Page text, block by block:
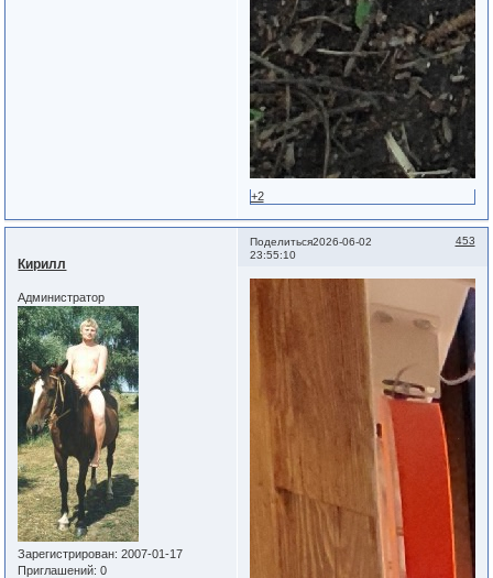
+2
Поделиться 453
2026-06-02
23:55:10
Кирилл
Администратор
Зарегистрирован: 2007-01-17
Приглашений: 0